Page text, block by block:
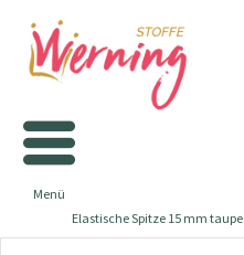
Menü
Elastische Spitze 15 mm taupe